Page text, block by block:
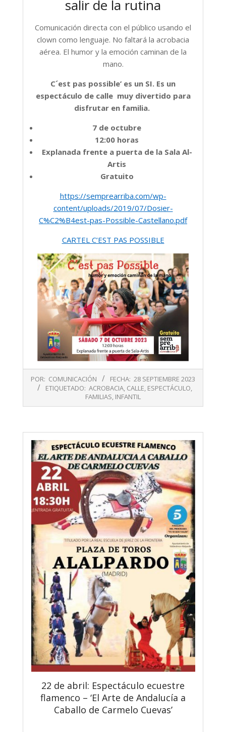
salir de la rutina
Comunicación directa con el público usando el
clown como lenguaje. No faltará la acrobacia
aérea. El humor y la emoción caminan de la
mano.
C´est pas possible’ es un SI. Es un
espectáculo de calle muy divertido para
disfrutar en familia.
7 de octubre
12:00 horas
Explanada frente a puerta de la Sala Al-
Artis
Gratuito
https://semprearriba.com/wp-
content/uploads/2019/07/Dosier-
C%C2%B4est-pas-Possible-Castellano.pdf
CARTEL C’EST PAS POSSIBLE
09-
POR: COMUNICACIÓN FECHA: 28 SEPTIEMBRE 2023
ETIQUETADO: ACROBACIA, CALLE, ESPECTÁCULO,
FAMILIAS, INFANTIL
22 de abril: Espectáculo ecuestre
flamenco – ‘El Arte de Andalucía a
Caballo de Carmelo Cuevas’